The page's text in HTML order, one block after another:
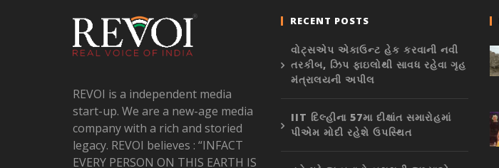
REVOI is a independent media
start-up. We are a new-age media
company with a rich and storied
legacy. REVOI believes : “INFACT
EVERY PERSON ON THIS EARTH IS
RECENT POSTS
વોટ્સએપ એકાઉન્ટ હેક કરવાની નવી
તરકીબ, ઝિપ ફાઇલોથી સાવધ રહેવા ગૃહ
મંત્રાલયની અપીલ
IIT દિલ્હીના 57મા દીક્ષાંત સમારોહમાં
પીએમ મોદી રહેશે ઉપસ્થિત